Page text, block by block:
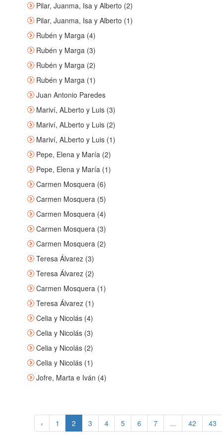
Pilar, Juanma, Isa y Alberto (2)
Pilar, Juanma, Isa y Alberto (1)
Rubén y Marga (4)
Rubén y Marga (3)
Rubén y Marga (2)
Rubén y Marga (1)
Juan Antonio Paredes
Mariví, ALberto y Luis (3)
Mariví, ALberto y Luis (2)
Mariví, ALberto y Luis (1)
Pepe, Elena y María (2)
Pepe, Elena y María (1)
Carmen Mosquera (6)
Carmen Mosquera (5)
Carmen Mosquera (4)
Carmen Mosquera (3)
Carmen Mosquera (2)
Teresa Álvarez (3)
Teresa Álvarez (2)
Carmen Mosquera (1)
Teresa Álvarez (1)
Celia y Nicolás (4)
Celia y Nicolás (3)
Celia y Nicolás (2)
Celia y Nicolás (1)
Jofre, Marta e Iván (4)
‹ 1 2 3 4 5 6 7 ... 42 43